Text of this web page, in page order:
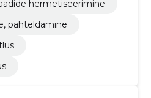
hermetiseerimine
pahteldamine